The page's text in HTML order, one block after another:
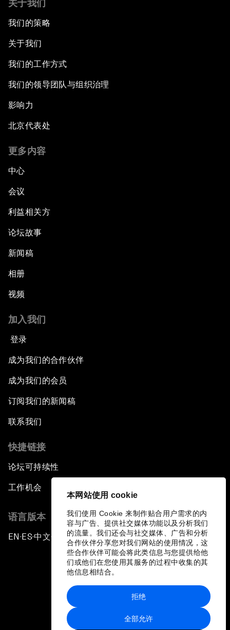
本网站使用 cookie
我们使用 Cookie 来制作贴合用户需求的内
容与广告、提供社交媒体功能以及分析我们
的流量。我们还会与社交媒体、广告和分析
合作伙伴分享您对我们网站的使用情况，这
些合作伙伴可能会将此类信息与您提供给他
们或他们在您使用其服务的过程中收集的其
他信息相结合。
全部允许
拒绝
关于我们
我们的策略
关于我们
我们的工作方式
我们的领导团队与组织治理
影响力
北京代表处
更多内容
中心
会议
利益相关方
论坛故事
新闻稿
相册
视频
加入我们
登录
成为我们的合作伙伴
成为我们的会员
订阅我们的新闻稿
联系我们
快捷链接
论坛可持续性
工作机会
语言版本
EN ▪ES▪中文▪ 日本語
站点地图